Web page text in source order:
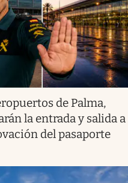
de Palma,
la entrada y salida a
del pasaporte